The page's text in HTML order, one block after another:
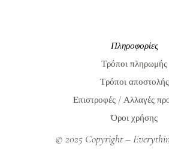
Πληροφορίες
Τρόποι πληρωμής
Τρόποι αποστολής
Επιστροφές / Αλλαγές
Όροι χρήσης
© 2025 Copyright –